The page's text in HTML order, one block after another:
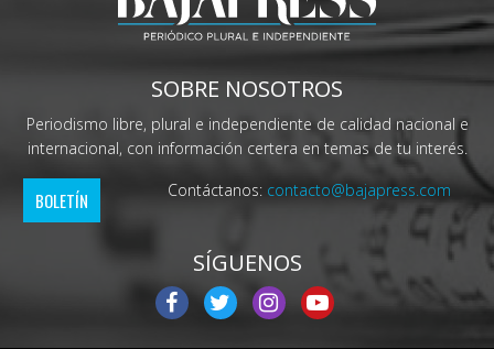
SOBRE NOSOTROS
Periodismo libre, plural e independiente de calidad nacional e
internacional, con información certera en temas de tu interés.
BOLETÍN Contáctanos: contacto@bajapress.com
SÍGUENOS